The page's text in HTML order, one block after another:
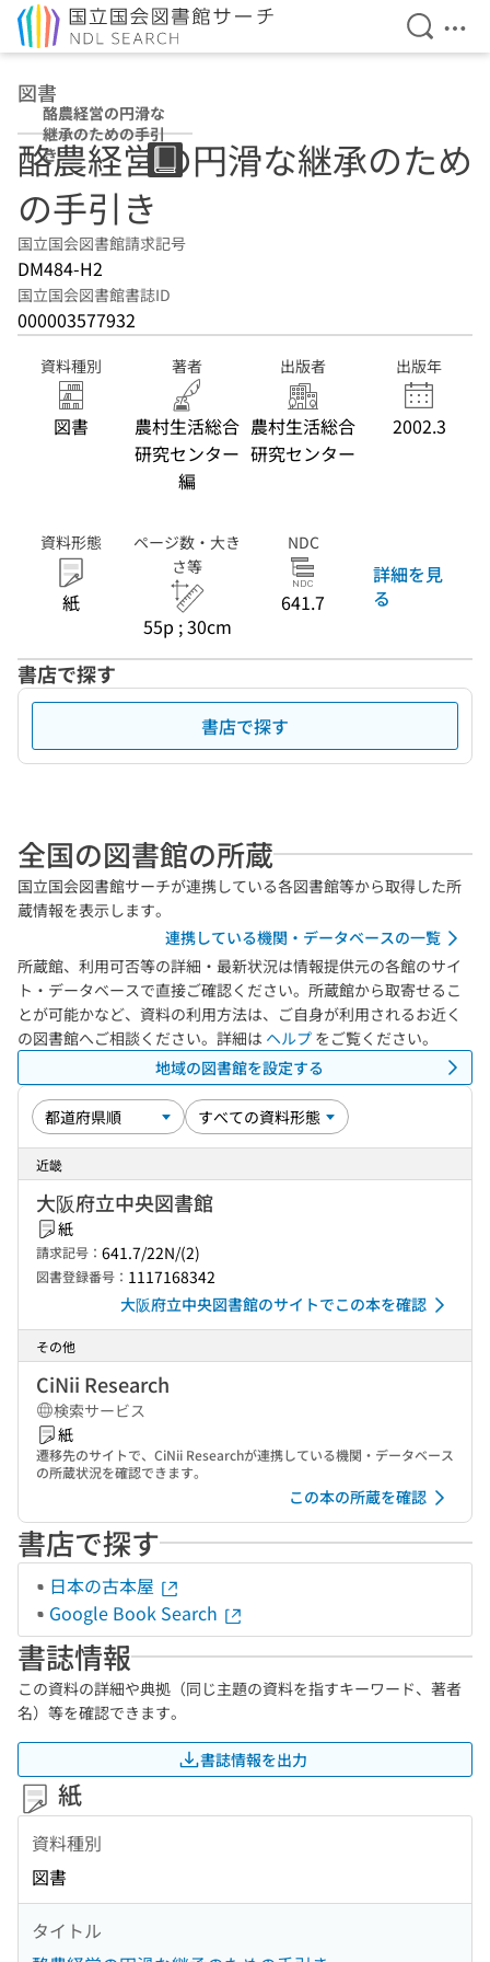
検索を
メ
図書
酪農経営の円滑な
継承のための手引
き
酪農経営の円滑な継承のため
の手引き
国立国会図書館請求記号
DM484-H2
国立国会図書館書誌ID
000003577932
資料種別
図書
著者
農村生活総合
研究センター
編
出版者
農村生活総合
研究センター
出版年
2002.3
資料形態
紙
ページ数・大き
さ等
55p ; 30cm
NDC
641.7
詳細を見
る
書店で探す
書店で探す
全国の図書館の所蔵
国立国会図書館サーチが連携している各図書館等から取得した所
蔵情報を表示します。
連携している機関・データベースの一覧
所蔵館、利用可否等の詳細・最新状況は情報提供元の各館のサイ
ト・データベースで直接ご確認ください。所蔵館から取寄せるこ
とが可能かなど、資料の利用方法は、ご自身が利用されるお近く
の図書館へご相談ください。詳細は ヘルプ をご覧ください。
地域の図書館を設定する
近畿
大阪府立中央図書館
紙
請求記号： 641.7/22N/(2)
図書登録番号： 1117168342
大阪府立中央図書館のサイトでこの本を確認
その他
CiNii Research
検索サービス
紙
遷移先のサイトで、CiNii Researchが連携している機関・データベース
の所蔵状況を確認できます。
この本の所蔵を確認
書店で探す
日本の古本屋
Google Book Search
書誌情報
この資料の詳細や典拠（同じ主題の資料を指すキーワード、著者
名）等を確認できます。
書誌情報を出力
紙
資料種別
図書
タイトル